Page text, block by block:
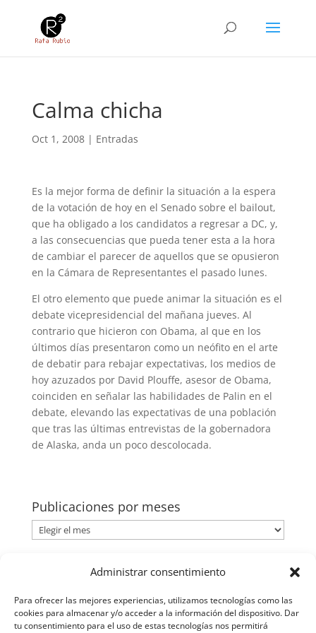
Administrar consentimiento
Para ofrecer las mejores experiencias, utilizamos tecnologías como las
cookies para almacenar y/o acceder a la información del dispositivo. Dar
tu consentimiento para el uso de estas tecnologías nos permitirá
Calma chicha
Oct 1, 2008| Entradas
Es la mejor forma de definir la situación a la espera
de la votación de hoy en el Senado sobre el bailout,
que ha obligado a los candidatos a regresar a DC, y,
a las consecuencias que pueda tener esta a la hora
de cambiar el parecer de aquellos que se opusieron
en la Cámara de Representantes el pasado lunes.
El otro elemento que puede animar la situación es el
debate vicepresidencial del mañana jueves. Al
contrario que hicieron con Obama, al que en los
últimos días presentaron como un neófito en el arte
de debatir para rebajar expectativas, los medios de
hoy azuzados por David Plouffe, asesor de Obama,
coinciden en señalar las habilidades de Palin en el
debate, elevando las expectativas de una población
que tras las últimas entrevistas de la gobernadora
de Alaska, anda un poco descolocada.
Publicaciones por meses
Publicaciones
por
Categorías